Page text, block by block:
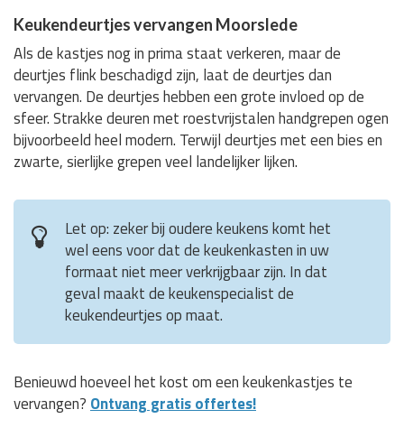
Keukendeurtjes vervangen Moorslede
Als de kastjes nog in prima staat verkeren, maar de
deurtjes flink beschadigd zijn, laat de deurtjes dan
vervangen. De deurtjes hebben een grote invloed op de
sfeer. Strakke deuren met roestvrijstalen handgrepen ogen
bijvoorbeeld heel modern. Terwijl deurtjes met een bies en
zwarte, sierlijke grepen veel landelijker lijken.
Let op: zeker bij oudere keukens komt het
wel eens voor dat de keukenkasten in uw
formaat niet meer verkrijgbaar zijn. In dat
geval maakt de keukenspecialist de
keukendeurtjes op maat.
Benieuwd hoeveel het kost om een keukenkastjes te
vervangen? Ontvang gratis offertes!